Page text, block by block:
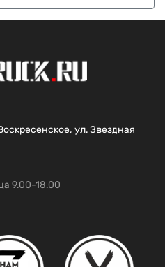
ул. Звездная
9.00-18.00